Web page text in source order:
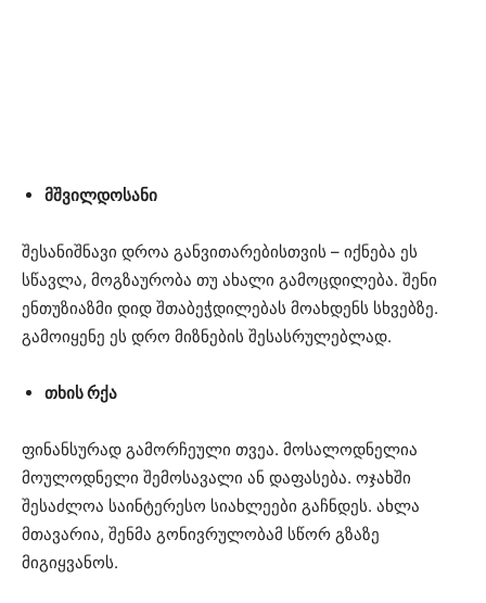
მშვილდოსანი
შესანიშნავი დროა განვითარებისთვის – იქნება ეს
სწავლა, მოგზაურობა თუ ახალი გამოცდილება. შენი
ენთუზიაზმი დიდ შთაბეჭდილებას მოახდენს სხვებზე.
გამოიყენე ეს დრო მიზნების შესასრულებლად.
თხის რქა
ფინანსურად გამორჩეული თვეა. მოსალოდნელია
მოულოდნელი შემოსავალი ან დაფასება. ოჯახში
შესაძლოა საინტერესო სიახლეები გაჩნდეს. ახლა
მთავარია, შენმა გონივრულობამ სწორ გზაზე
მიგიყვანოს.